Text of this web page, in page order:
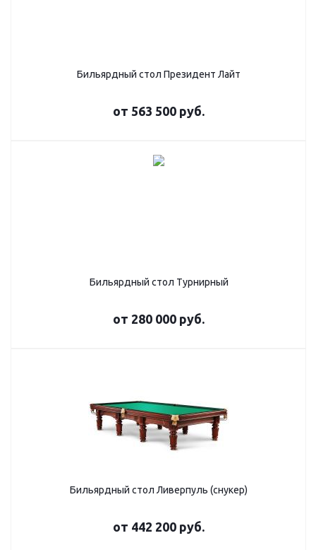
Бильярдный стол Президент Лайт
от 563 500 руб.
Бильярдный стол Турнирный
от 280 000 руб.
Бильярдный стол Ливерпуль (снукер)
от 442 200 руб.